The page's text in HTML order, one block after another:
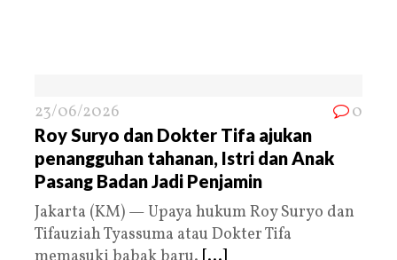
23/06/2026 0
Roy Suryo dan Dokter Tifa ajukan
penangguhan tahanan, Istri dan Anak
Pasang Badan Jadi Penjamin
Jakarta (KM) — Upaya hukum Roy Suryo dan
Tifauziah Tyassuma atau Dokter Tifa